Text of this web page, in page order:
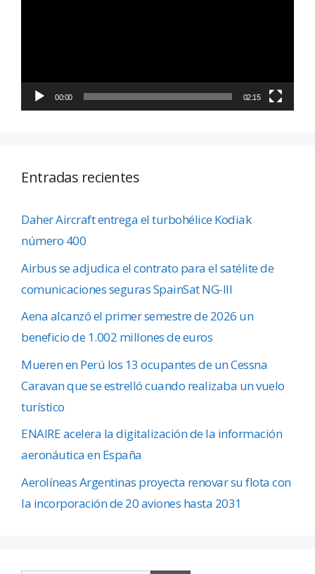
00:00 02:15
Entradas recientes
Daher Aircraft entrega el turbohélice Kodiak
número 400
Airbus se adjudica el contrato para el satélite de
comunicaciones seguras SpainSat NG-III
Aena alcanzó el primer semestre de 2026 un
beneficio de 1.002 millones de euros
Mueren en Perú los 13 ocupantes de un Cessna
Caravan que se estrelló cuando realizaba un vuelo
turístico
ENAIRE acelera la digitalización de la información
aeronáutica en España
Aerolíneas Argentinas proyecta renovar su flota con
la incorporación de 20 aviones hasta 2031